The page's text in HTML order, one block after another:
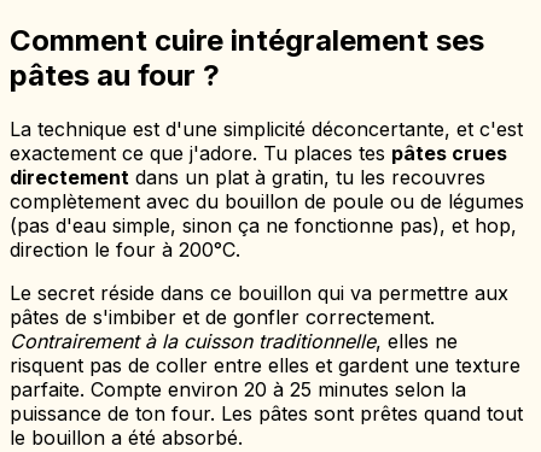
Comment cuire intégralement ses
pâtes au four ?
La technique est d'une simplicité déconcertante, et c'est
exactement ce que j'adore. Tu places tes pâtes crues
directement dans un plat à gratin, tu les recouvres
complètement avec du bouillon de poule ou de légumes
(pas d'eau simple, sinon ça ne fonctionne pas), et hop,
direction le four à 200°C.
Le secret réside dans ce bouillon qui va permettre aux
pâtes de s'imbiber et de gonfler correctement.
Contrairement à la cuisson traditionnelle, elles ne
risquent pas de coller entre elles et gardent une texture
parfaite. Compte environ 20 à 25 minutes selon la
puissance de ton four. Les pâtes sont prêtes quand tout
le bouillon a été absorbé.